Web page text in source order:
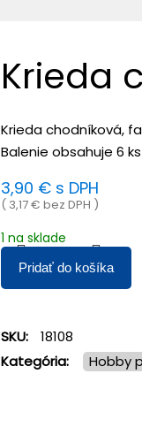
Krieda
Krieda chodníková,
Balenie obsahuje 6
3,90 € s DPH
( 3,17€ bez DPH )
1 na sklade
Pridať do košíka
SKU:
18108
Kategória:
Hobby